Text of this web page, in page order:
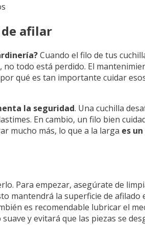
afilar
Cuando el filo de tus
no todo está perdido. El
qué es tan importante cuidar
la seguridad. Una cuchilla
En cambio, un filo bien
mucho más, lo que a la larga es
Para empezar, asegúrate de
mantendrá la superficie de
es recomendable lubricar el
y evitará que las piezas se